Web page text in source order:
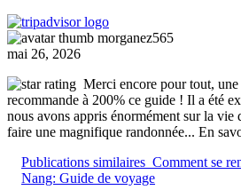
morganez565
mai 26, 2026
Merci encore pour tout, une
recommande à 200% ce guide ! Il a été
nous avons appris énormément sur la vie
faire une magnifique randonnée... En
Publications similaires Comment se
Nang: Guide de voyage